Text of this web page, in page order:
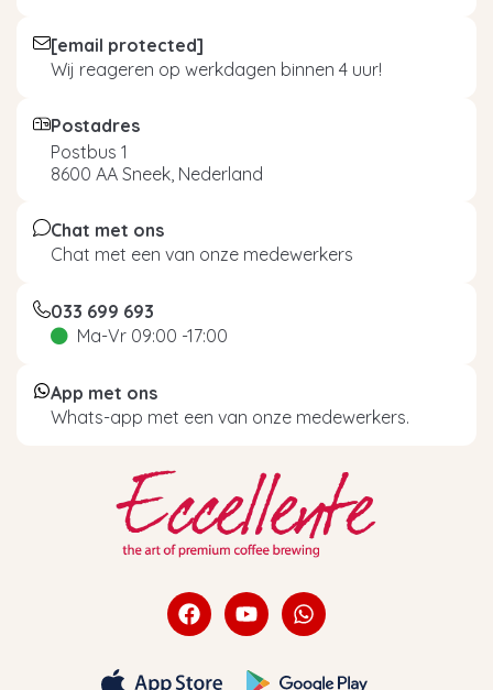
[email protected]
Wij reageren op werkdagen binnen 4 uur!
Postadres
Postbus 1
8600 AA Sneek, Nederland
Chat met ons
Chat met een van onze medewerkers
033 699 693
Ma-Vr 09:00 -17:00
App met ons
Whats-app met een van onze medewerkers.